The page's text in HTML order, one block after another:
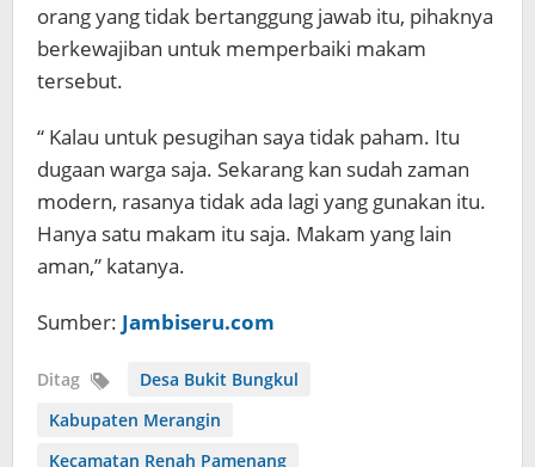
orang yang tidak bertanggung jawab itu, pihaknya
berkewajiban untuk memperbaiki makam
tersebut.
“ Kalau untuk pesugihan saya tidak paham. Itu
dugaan warga saja. Sekarang kan sudah zaman
modern, rasanya tidak ada lagi yang gunakan itu.
Hanya satu makam itu saja. Makam yang lain
aman,” katanya.
Sumber: Jambiseru.com
Ditag
Desa Bukit Bungkul
Kabupaten Merangin
Kecamatan Renah Pamenang